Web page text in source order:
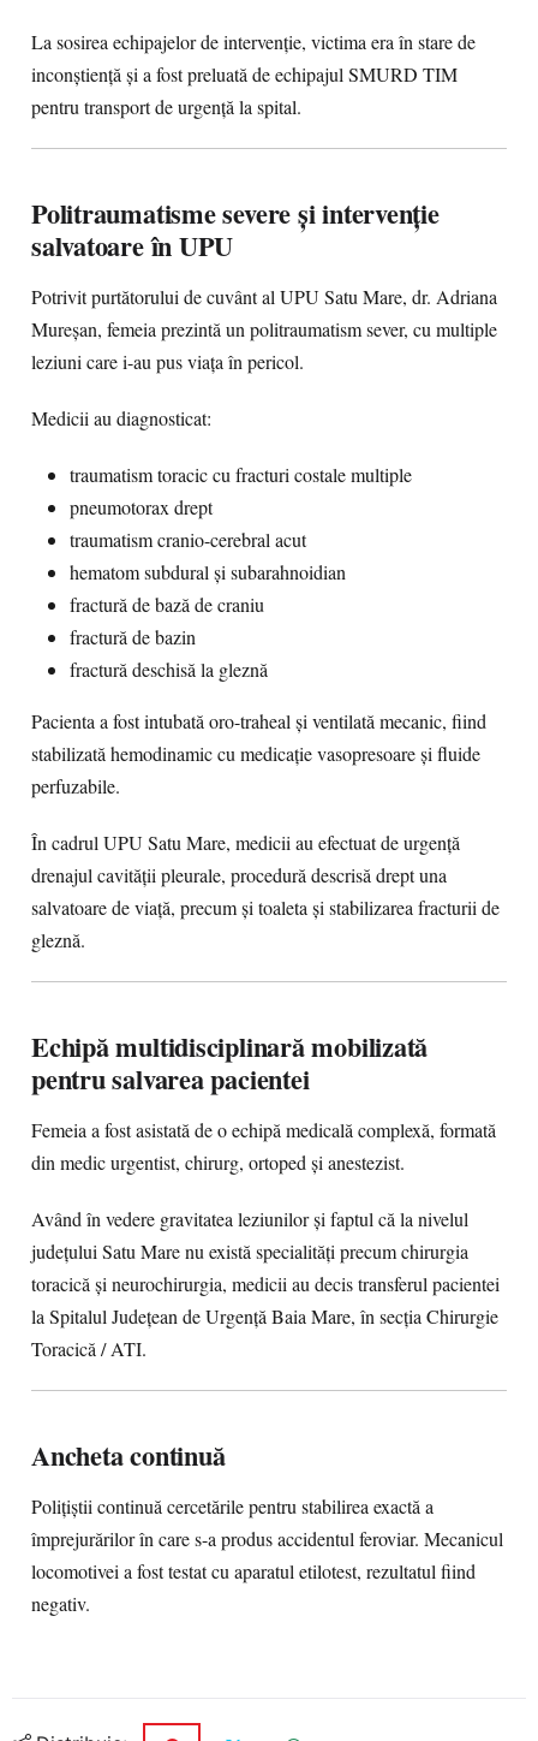
La sosirea echipajelor de intervenție, victima era în stare de
inconștiență și a fost preluată de echipajul SMURD TIM
pentru transport de urgență la spital.
Politraumatisme severe și intervenție
salvatoare în UPU
Potrivit purtătorului de cuvânt al UPU Satu Mare, dr. Adriana
Mureșan, femeia prezintă un politraumatism sever, cu multiple
leziuni care i-au pus viața în pericol.
Medicii au diagnosticat:
traumatism toracic cu fracturi costale multiple
pneumotorax drept
traumatism cranio-cerebral acut
hematom subdural și subarahnoidian
fractură de bază de craniu
fractură de bazin
fractură deschisă la gleznă
Pacienta a fost intubată oro-traheal și ventilată mecanic, fiind
stabilizată hemodinamic cu medicație vasopresoare și fluide
perfuzabile.
În cadrul UPU Satu Mare, medicii au efectuat de urgență
drenajul cavității pleurale, procedură descrisă drept una
salvatoare de viață, precum și toaleta și stabilizarea fracturii de
gleznă.
Echipă multidisciplinară mobilizată
pentru salvarea pacientei
Femeia a fost asistată de o echipă medicală complexă, formată
din medic urgentist, chirurg, ortoped și anestezist.
Având în vedere gravitatea leziunilor și faptul că la nivelul
județului Satu Mare nu există specialități precum chirurgia
toracică și neurochirurgia, medicii au decis transferul pacientei
la Spitalul Județean de Urgență Baia Mare, în secția Chirurgie
Toracică / ATI.
Ancheta continuă
Polițiștii continuă cercetările pentru stabilirea exactă a
împrejurărilor în care s-a produs accidentul feroviar. Mecanicul
locomotivei a fost testat cu aparatul etilotest, rezultatul fiind
negativ.